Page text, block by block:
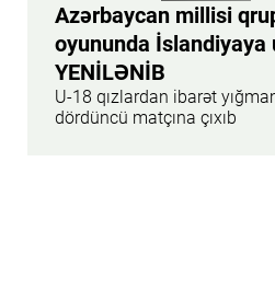
Azərbaycan millisi
oyununda İslandiyaya
YENİLƏNİB
U-18 qızlardan ibarət
dördüncü matçına çıxıb